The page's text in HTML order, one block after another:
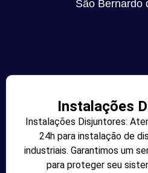
São Bernardo
Instalações
Instalações Disjuntores:
24h para instalação de
industriais. Garantimos um
para proteger seu